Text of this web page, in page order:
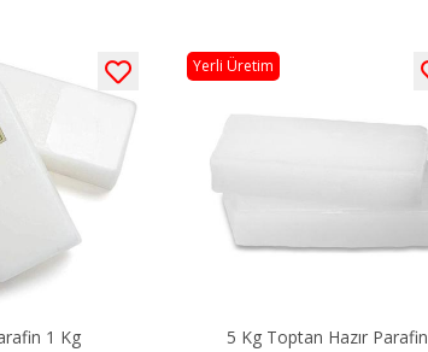
1 Kg 5 Kg Toptan Hazır Parafin
Yerli Üretim